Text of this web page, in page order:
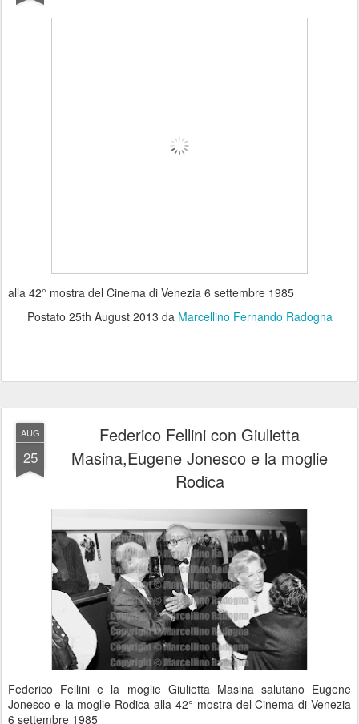
alla 42° mostra del Cinema di Venezia 6 settembre 1985
Postato 25th August 2013 da Marcellino Fernando Radogna
AUG
25
Federico Fellini con Giulietta
Masina,Eugene Jonesco e la moglie
Rodica
Federico Fellini e la moglie Giulietta Masina salutano Eugene
Jonesco e la moglie Rodica alla 42° mostra del Cinema di Venezia
6 settembre 1985